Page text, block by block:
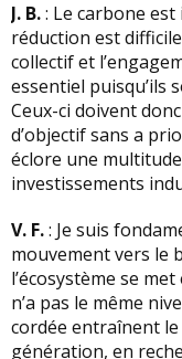
J. B.: Le carbone
réduction est
collectif et
essentiel puisqu’ils
Ceux-ci doivent
d’objectif sans a
éclore une
investissements
V. F.: Je suis
mouvement vers le
l’écosystème se
n’a pas le même
cordée entraînent
génération, en